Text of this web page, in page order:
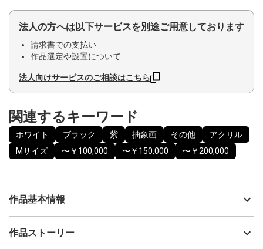
法人の方へは以下サービスを別途ご用意しております
請求書での支払い
作品選定や設置について
法人向けサービスのご相談はこちら
関連するキーワード
ホワイト ブラック 紫 抽象画 その他
アクリル
Mサイズ
〜￥100,000 〜￥150,000 〜￥200,000
作品基本情報
出品者
作品ストーリー